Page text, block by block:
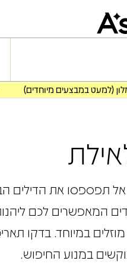
תפספסו את הדילים
המאפשרים לכם
במיוחד. בדקו
במנוע החיפוש.
(למעט במבצעים מיוחדים)